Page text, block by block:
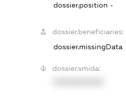
dossier.position -
dossier.beneficiaries:
dossier.missingData
dossier.smida: